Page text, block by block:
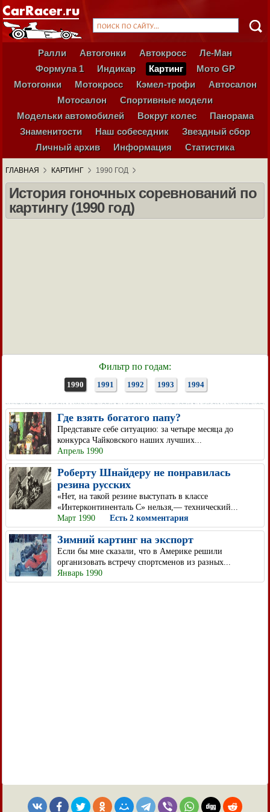
Ралли Автогонки Автокросс
Ле-Ман
Формула 1
Индикар Картинг
Мото GP
Мотогонки
Мотокросс Кэмел-трофи
Автосалон
Мотосалон
Спортивные модели
Модельки автомобилей
Вокруг колес
Панорама
Знаменитости
Наш собеседник
Звездный сбор
Личный архив
Информация Статистика
ГЛАВНАЯ КАРТИНГ 1990 ГОД
История гоночных соревнований по
картингу (1990 год)
Фильтр по годам:
1990 1991 1992 1993 1994
Где взять богатого папу?
Представьте себе ситуацию: за четыре месяца до
конкурса Чайковского наших лучших...
Апрель 1990
Роберту Шнайдеру не понравилась
резина русских
«Нет, на такой резине выступать в классе
«Интерконтиненталь С» нельзя,— технический...
Март 1990
Есть 2 комментария
Зимний картинг на экспорт
Если бы мне сказали, что в Америке решили
организовать встречу спортсменов из разных...
Январь 1990